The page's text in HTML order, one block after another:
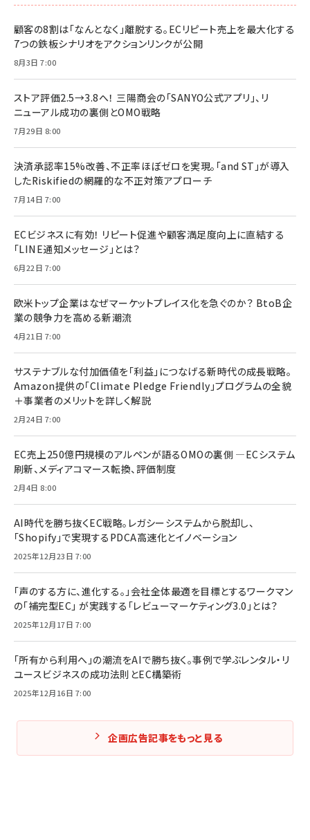
顧客の8割は「なんとなく」離脱する。ECリピート売上を最大化する
7つの鉄板シナリオをアクションリンクが公開
8月3日 7:00
ストア評価2.5→3.8へ！ 三陽商会の「SANYO公式アプリ」、リ
ニューアル成功の裏側とOMO戦略
7月29日 8:00
決済承認率15%改善、不正率ほぼゼロを実現。「and ST」が導入
したRiskifiedの網羅的な不正対策アプローチ
7月14日 7:00
ECビジネスに有効！ リピート促進や顧客満足度向上に直結する
「LINE通知メッセージ」とは？
6月22日 7:00
欧米トップ企業はなぜマーケットプレイス化を急ぐのか？ BtoB企
業の競争力を高める新潮流
4月21日 7:00
サステナブルな付加価値を「利益」につなげる新時代の成長戦略。
Amazon提供の「Climate Pledge Friendly」プログラムの全貌
＋事業者のメリットを詳しく解説
2月24日 7:00
EC売上250億円規模のアルペンが語るOMOの裏側 ―ECシステム
刷新、メディアコマース転換、評価制度
2月4日 8:00
AI時代を勝ち抜くEC戦略。レガシーシステムから脱却し、
「Shopify」で実現するPDCA高速化とイノベーション
2025年12月23日 7:00
「声のする方に、進化する。」会社全体最適を目標とするワークマン
の「補完型EC」 が実践する「レビューマーケティング3.0」とは？
2025年12月17日 7:00
「所有から利用へ」の潮流をAIで勝ち抜く。事例で学ぶレンタル・リ
ユースビジネスの成功法則とEC構築術
2025年12月16日 7:00
企画広告記事をもっと見る